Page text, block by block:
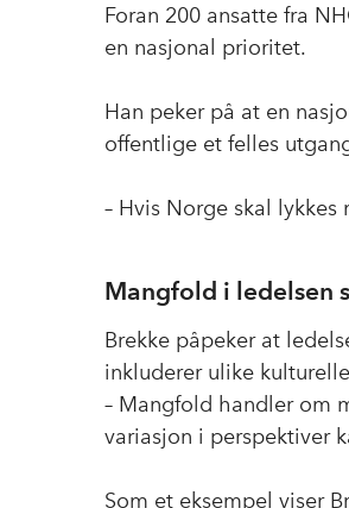
Foran 200 ansatte fra
en nasjonal prioritet.
Han peker på at en
offentlige et felles
– Hvis Norge skal lykkes
Mangfold i ledelsen
Brekke påpeker at
inkluderer ulike
– Mangfold handler om
variasjon i perspektiver
Som et eksempel viser